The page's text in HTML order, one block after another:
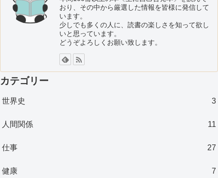
おり、その中から厳選した情報を皆様に発信して
います。
少しでも多くの人に、読書の楽しさを知って欲し
いと思っています。
どうぞよろしくお願い致します。
カテゴリー
世界史 3
人間関係 11
仕事 27
健康 7